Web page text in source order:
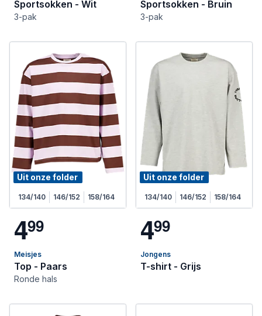
Sportsokken - Wit
3-pak
Sportsokken - Bruin
3-pak
Uit onze folder
134/140 146/152 158/164
499
Meisjes
Top - Paars
Ronde hals
Uit onze folder
134/140 146/152 158/164
499
Jongens
T-shirt - Grijs